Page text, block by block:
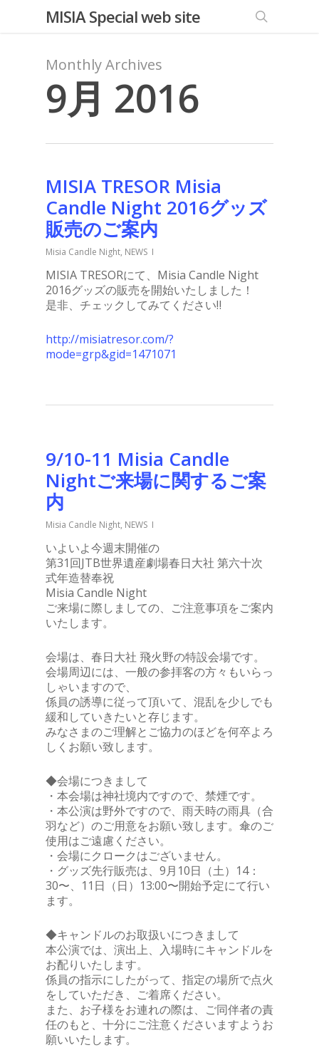
MISIA Special web site
Monthly Archives
9月 2016
MISIA TRESOR Misia
Candle Night 2016グッズ
販売のご案内
Misia Candle Night, NEWS
MISIA TRESORにて、Misia Candle Night
2016グッズの販売を開始いたしました！
是非、チェックしてみてください‼︎
http://misiatresor.com/?
mode=grp&gid=1471071
9/10-11 Misia Candle
Nightご来場に関するご案
内
Misia Candle Night, NEWS
いよいよ今週末開催の
第31回JTB世界遺産劇場春日大社 第六十次
式年造替奉祝
Misia Candle Night
ご来場に際しましての、ご注意事項をご案内
いたします。
会場は、春日大社 飛火野の特設会場です。
会場周辺には、一般の参拝客の方々もいらっ
しゃいますので、
係員の誘導に従って頂いて、混乱を少しでも
緩和していきたいと存じます。
みなさまのご理解とご協力のほどを何卒よろ
しくお願い致します。
◆会場につきまして
・本会場は神社境内ですので、禁煙です。
・本公演は野外ですので、雨天時の雨具（合
羽など）のご用意をお願い致します。傘のご
使用はご遠慮ください。
・会場にクロークはございません。
・グッズ先行販売は、9月10日（土）14：
30〜、11日（日）13:00〜開始予定にて行い
ます。
◆キャンドルのお取扱いにつきまして
本公演では、演出上、入場時にキャンドルを
お配りいたします。
係員の指示にしたがって、指定の場所で点火
をしていただき、ご着席ください。
また、お子様をお連れの際は、ご同伴者の責
任のもと、十分にご注意くださいますようお
願いいたします。